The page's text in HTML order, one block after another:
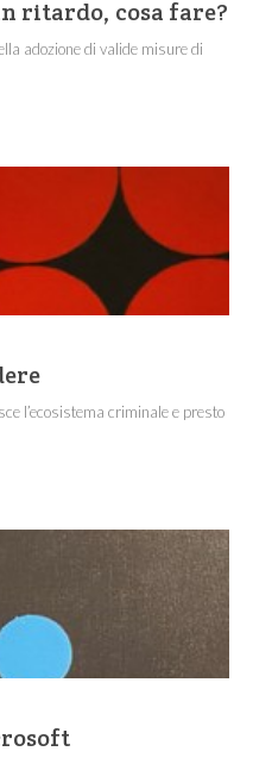
ritardo, cosa fare?
adozione di valide misure di
l’ecosistema criminale e presto